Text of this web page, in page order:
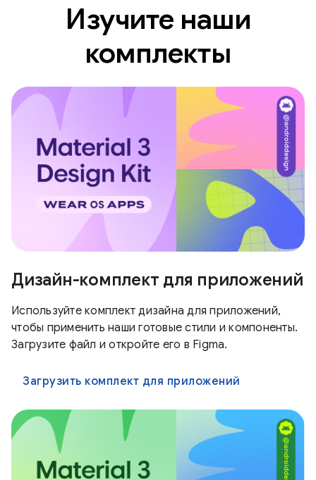
Изучите наши
комплекты
Дизайн-комплект для приложений
Используйте комплект дизайна для приложений,
чтобы применить наши готовые стили и компоненты.
Загрузите файл и откройте его в Figma.
Загрузить комплект для приложений